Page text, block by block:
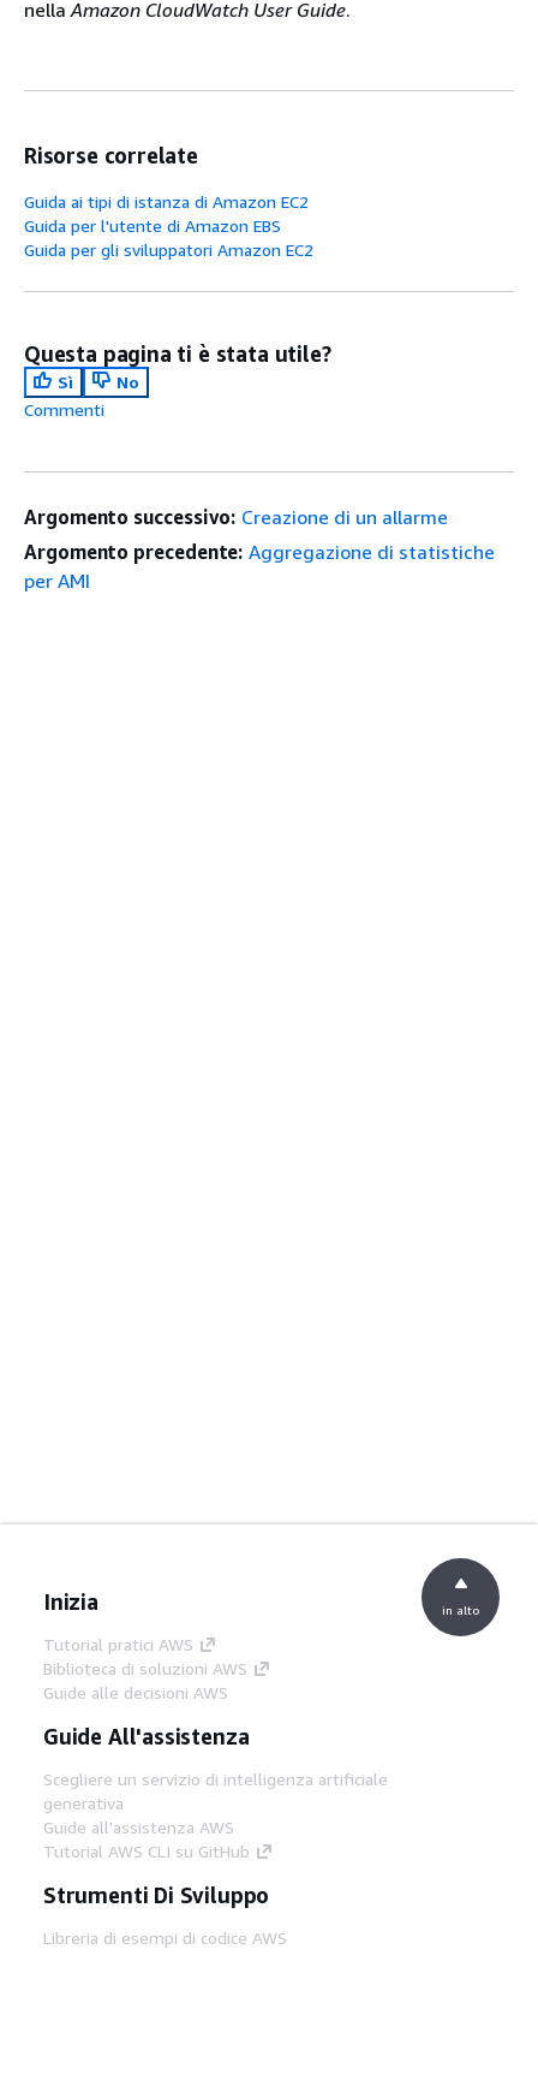
nellaAmazon CloudWatch User Guide.
Risorse correlate
Guida ai tipi di istanza di Amazon EC2
Guida per l'utente di Amazon EBS
Guida per gli sviluppatori Amazon EC2
Questa pagina ti è stata utile?
Sì
No
Commenti
Argomento successivo: Creazione di un allarme
Argomento precedente: Aggregazione di statistiche
per AMI
Inizia
Tutorial pratici AWS
Biblioteca di soluzioni AWS
Guide alle decisioni AWS
Guide All'assistenza
Scegliere un servizio di intelligenza artificiale
generativa
Guide all'assistenza AWS
Tutorial AWS CLI su GitHub
Strumenti Di Sviluppo
Libreria di esempi di codice AWS
in alto